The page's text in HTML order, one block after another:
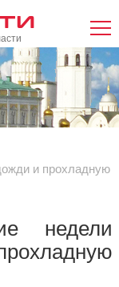
и прохладную
недели